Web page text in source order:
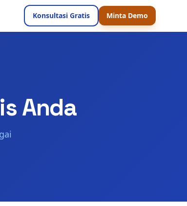
Konsultasi Gratis Minta Demo
Anda